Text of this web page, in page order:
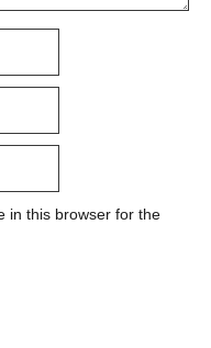
in this browser for the